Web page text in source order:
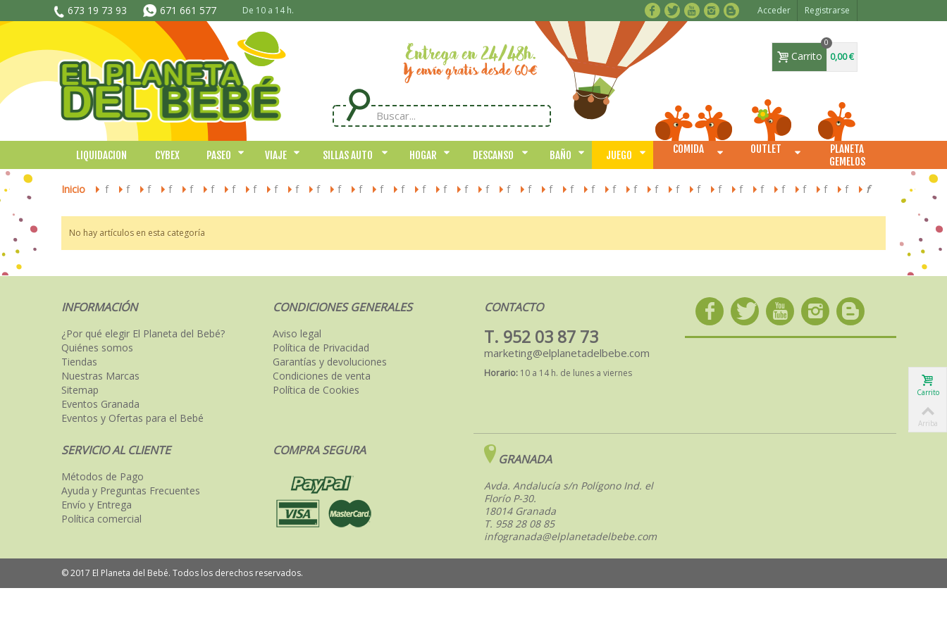
673 19 73 93 671 661 577 De 10 a 14 h. Acceder Registrarse
Carrito
0
0,00 €
LIQUIDACION CYBEX PASEO VIAJE SILLAS AUTO HOGAR DESCANSO BAÑO JUEGO COMIDA OUTLET
PLANETA
GEMELOS
Inicio > f > f > f > f > f > f > f > f > f > f > f > f > f > f > f > f > f > f > f > f > f > f > f > f > f > f > f > f > f > f > f > f > f > f > f > f > f
No hay artículos en esta categoría
INFORMACIÓN
¿Por qué elegir El Planeta del Bebé?
Quiénes somos
Tiendas
Nuestras Marcas
Sitemap
Eventos Granada
Eventos y Ofertas para el Bebé
CONDICIONES GENERALES
Aviso legal
Política de Privacidad
Garantías y devoluciones
Condiciones de venta
Política de Cookies
CONTACTO
T. 952 03 87 73
marketing@elplanetadelbebe.com
Horario: 10 a 14 h. de lunes a viernes
SERVICIO AL CLIENTE
Métodos de Pago
Ayuda y Preguntas Frecuentes
Envío y Entrega
Política comercial
COMPRA SEGURA
GRANADA
Avda. Andalucía s/n Polígono Ind. el
Florío P-30.
18014 Granada
T. 958 28 08 85
infogranada@elplanetadelbebe.com
© 2017 El Planeta del Bebé. Todos los derechos reservados.
Carrito
Arriba